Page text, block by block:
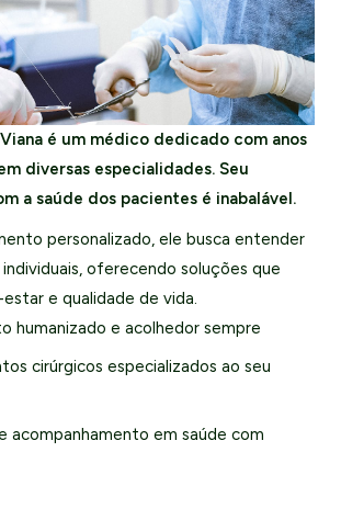
Viana é um médico dedicado com anos
diversas especialidades. Seu
a saúde dos pacientes é inabalável.
personalizado, ele busca entender
oferecendo soluções que
e qualidade de vida.
humanizado e acolhedor sempre
cirúrgicos especializados ao seu
acompanhamento em saúde com